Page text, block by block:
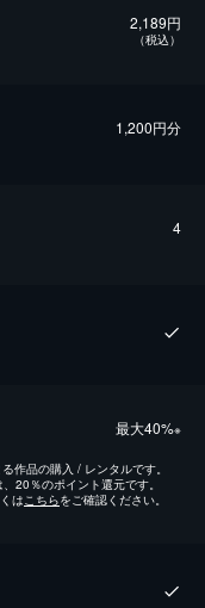
2,189円
（税込）
1,200円分
4
最⼤40%※
作品の購入 / レンタルです。
20％のポイント還元です。
はこちらをご確認ください。